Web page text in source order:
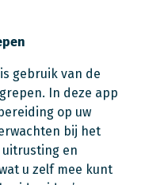
gebruik van de
In deze app
op uw
bij het
uitrusting en
u zelf mee kunt